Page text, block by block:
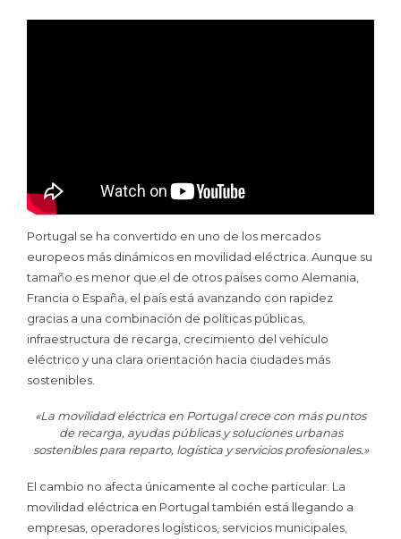
Portugal se ha convertido en uno de los mercados
europeos más dinámicos en movilidad eléctrica. Aunque su
tamaño es menor que el de otros países como Alemania,
Francia o España, el país está avanzando con rapidez
gracias a una combinación de políticas públicas,
infraestructura de recarga, crecimiento del vehículo
eléctrico y una clara orientación hacia ciudades más
sostenibles.
«La movilidad eléctrica en Portugal crece con más puntos
de recarga, ayudas públicas y soluciones urbanas
sostenibles para reparto, logística y servicios profesionales.»
El cambio no afecta únicamente al coche particular. La
movilidad eléctrica en Portugal también está llegando a
empresas, operadores logísticos, servicios municipales,